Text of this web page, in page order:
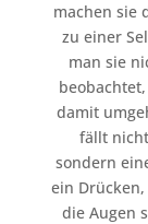
machen sie
zu einer
man sie
damit
fällt
sondern
ein
die Augen